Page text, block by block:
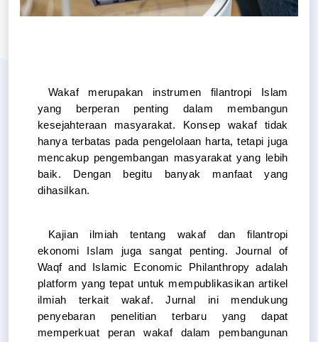
Wakaf merupakan instrumen filantropi Islam
yang berperan penting dalam membangun
kesejahteraan masyarakat. Konsep wakaf tidak
hanya terbatas pada pengelolaan harta, tetapi juga
mencakup pengembangan masyarakat yang lebih
baik. Dengan begitu banyak manfaat yang
dihasilkan.
Kajian ilmiah tentang wakaf dan filantropi
ekonomi Islam juga sangat penting. Journal of
Waqf and Islamic Economic Philanthropy adalah
platform yang tepat untuk mempublikasikan artikel
ilmiah terkait wakaf. Jurnal ini mendukung
penyebaran penelitian terbaru yang dapat
memperkuat peran wakaf dalam pembangunan